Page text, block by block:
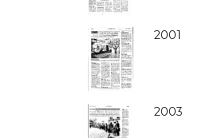
2001
2003